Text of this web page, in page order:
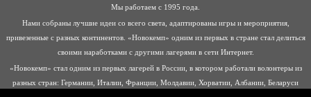
Мы работаем с 1995 года.
Нами собраны лучшие идеи со всего света, адаптированы игры и мероприятия,
привезенные с разных континентов. «Новокемп» одним из первых в стране стал делиться
своими наработками с другими лагерями в сети Интернет.
«Новокемп» стал одним из первых лагерей в России, в котором работали волонтеры из
разных стран: Германии, Италии, Франции, Молдавии, Хорватии, Албании, Беларуси